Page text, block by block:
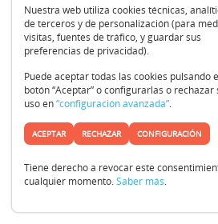
Nuestra web utiliza cookies técnicas,
de terceros y de personalización (para
visitas, fuentes de tráfico, y guardar sus
preferencias de privacidad).
Puede aceptar todas las cookies pulsando
botón “Aceptar” o configurarlas o rechazar
uso en“configuración avanzada”.
ACEPTAR RECHAZAR CONFIGURACIÓN
Tiene derecho a revocar este
cualquier momento.Saber más.